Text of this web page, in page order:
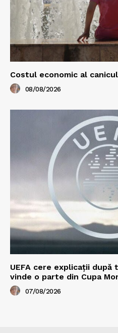
Costul economic al
08/08/2026
UEFA cere explicații după
vinde o parte din Cupa
07/08/2026